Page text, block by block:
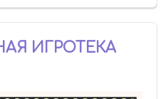
ИГРОТЕКА